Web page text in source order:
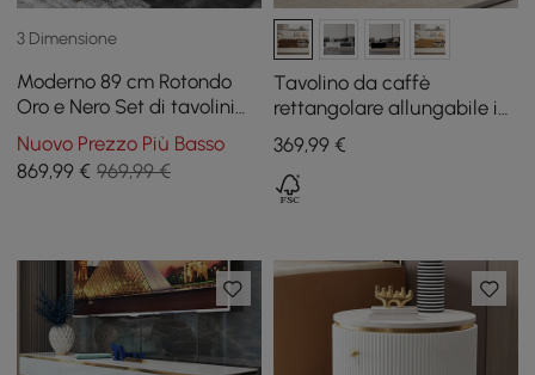
3 Dimensione
Moderno 89 cm Rotondo
Oro e Nero Set di tavolini
da caffè a incastro da 2
pezzi con piano in vetro
temperato
Nuovo Prezzo Più Basso
869,99 € 969,99 €
Tavolino da caffè
rettangolare allungabile in
noce Mordel (99 cm - 180
cm)
369,99€